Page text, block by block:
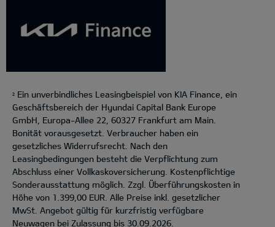
2
Ein unverbindliches Leasingbeispiel von KIA Finance, ein
Geschäftsbereich der Hyundai Capital Bank Europe
GmbH, Europa-Allee 22, 60327 Frankfurt am Main.
Bonität vorausgesetzt. Verbraucher haben ein
gesetzliches Widerrufsrecht. Nach den
Leasingbedingungen besteht die Verpflichtung zum
Abschluss einer Vollkaskoversicherung. Kostenpflichtige
Sonderausstattung möglich. Zzgl. Überführungskosten in
Höhe von 1.399,00 EUR. Alle Preise inkl. gesetzlicher
MwSt. Angebot gültig für kurzfristig verfügbare
Neuwagen bei Zulassung bis 30.09.2026.